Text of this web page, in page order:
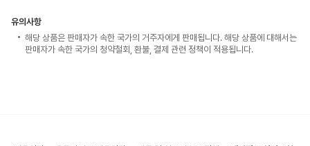
유의사항
해당 상품은 판매자가 속한 국가의 거주자에게 판매됩니다. 해당 상품에 대해서는
판매자가 속한 국가의 청약철회, 환불, 결제 관련 정책이 적용됩니다.